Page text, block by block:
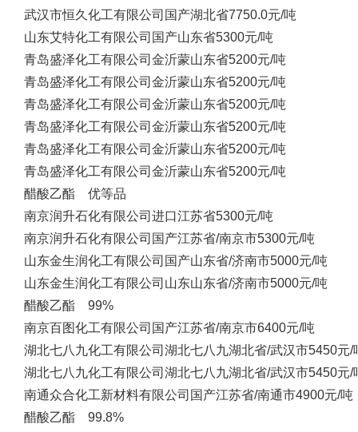
武汉市恒久化工有限公司 国产湖北省7750.0元/吨
山东艾特化工有限公司 国产山东省5300元/吨
青岛盛泽化工有限公司 金沂蒙山东省5200元/吨
青岛盛泽化工有限公司 金沂蒙山东省5200元/吨
青岛盛泽化工有限公司 金沂蒙山东省5200元/吨
青岛盛泽化工有限公司 金沂蒙山东省5200元/吨
青岛盛泽化工有限公司 金沂蒙山东省5200元/吨
青岛盛泽化工有限公司 金沂蒙山东省5200元/吨
醋酸乙酯 优等品
南京润升石化有限公司 进口江苏省5300元/吨
南京润升石化有限公司 国产江苏省/南京市5300元/吨
山东金生润化工有限公司 国产山东省/济南市5000元/吨
山东金生润化工有限公司 山东山东省/济南市5000元/吨
醋酸乙酯 99%
南京百图化工有限公司 国产江苏省/南京市6400元/吨
湖北七八九化工有限公司 湖北七八九湖北省/武汉市5450元/
湖北七八九化工有限公司 湖北七八九湖北省/武汉市5450元/
南通众合化工新材料有限公司 国产江苏省/南通市4900元/吨
醋酸乙酯 99.8%